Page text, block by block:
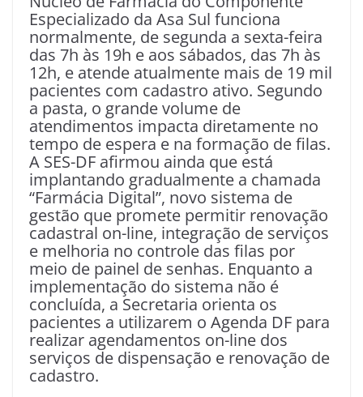
Especializado da Asa Sul funciona
normalmente, de segunda a sexta-feira
das 7h às 19h e aos sábados, das 7h às
12h, e atende atualmente mais de 19 mil
pacientes com cadastro ativo. Segundo
a pasta, o grande volume de
atendimentos impacta diretamente no
tempo de espera e na formação de filas.
A SES-DF afirmou ainda que está
implantando gradualmente a chamada
“Farmácia Digital”, novo sistema de
gestão que promete permitir renovação
cadastral on-line, integração de serviços
e melhoria no controle das filas por
meio de painel de senhas. Enquanto a
implementação do sistema não é
concluída, a Secretaria orienta os
pacientes a utilizarem o Agenda DF para
realizar agendamentos on-line dos
serviços de dispensação e renovação de
cadastro.